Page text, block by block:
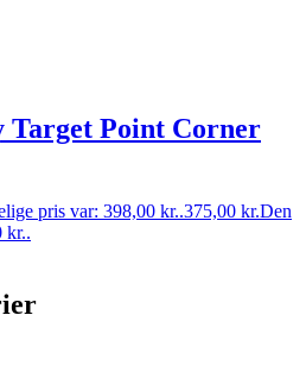
Target Point Corner
pris var: 398,00 kr..375,00 kr.Den
kr..